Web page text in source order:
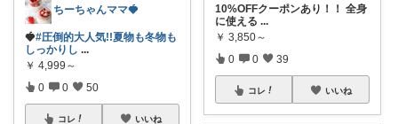
ちーちゃんママ🍓
🍓#圧倒的大人気!!夏物も冬物も
しっかりし ...
￥ 4,999～
0 0 50
コレ いいね
10%OFFクーポンあり！！ 全身
に使える ...
￥ 3,850～
0 0 39
コレ いいね